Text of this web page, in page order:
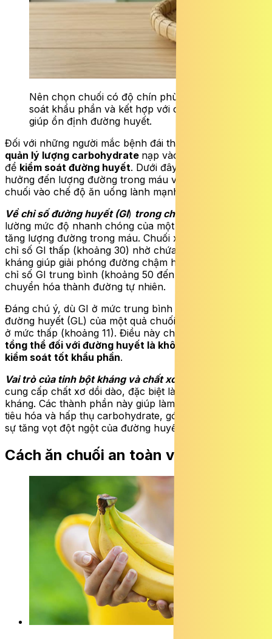
Nên chọn chuối có độ chín phù hợp, kiểm
soát khẩu phần và kết hợp với các thực phẩm
giúp ổn định đường huyết.
Đối với những người mắc bệnh đái tháo đường, việc
quản lý lượng carbohydrate nạp vào là rất quan trọng
để kiểm soát đường huyết. Dưới đây là cách chuối ảnh
hưởng đến lượng đường trong máu và cách để đưa
chuối vào chế độ ăn uống lành mạnh:
Về chỉ số đường huyết (GI) trong chuối
lường mức độ nhanh chóng của một loại thực phẩm làm
tăng lượng đường trong máu. Chuối xanh (chưa chín) có
chỉ số GI thấp (khoảng 30) nhờ chứa nhiều tinh bột
kháng giúp giải phóng đường chậm hơn. Chuối chín có
chỉ số GI trung bình (khoảng 50 đến 60) do tinh bột
chuyển hóa thành đường tự nhiên.
Đáng chú ý, dù GI ở mức trung bình nhưng tải lượng
đường huyết (GL) của một quả chuối cỡ trung bình chỉ
ở mức thấp (khoảng 11). Điều này cho thấy
tổng thể đối với đường huyết là không quá lớn nếu
kiểm soát tốt khẩu phần.
Vai trò của tinh bột kháng và chất xơ
cung cấp chất xơ dồi dào, đặc biệt là pectin và tinh bột
kháng. Các thành phần này giúp làm chậm quá trình
tiêu hóa và hấp thụ carbohydrate, góp phần ngăn chặn
sự tăng vọt đột ngột của đường huyết sau khi ăn.
Cách ăn chuối an toàn và khoa học